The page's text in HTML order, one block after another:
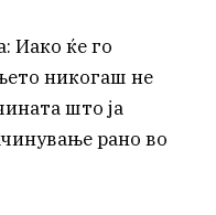
Иако ќе го
никогаш не
што ја
рано во